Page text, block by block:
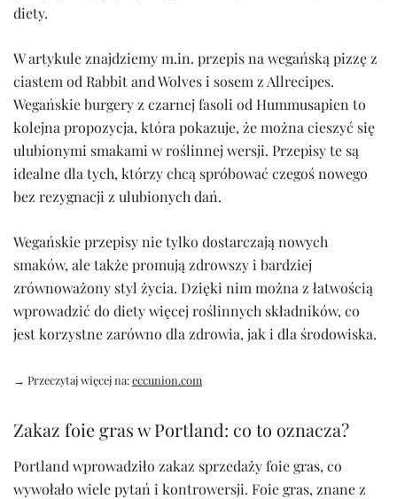
diety.
W artykule znajdziemy m.in. przepis na wegańską pizzę z
ciastem od Rabbit and Wolves i sosem z Allrecipes.
Wegańskie burgery z czarnej fasoli od Hummusapien to
kolejna propozycja, która pokazuje, że można cieszyć się
ulubionymi smakami w roślinnej wersji. Przepisy te są
idealne dla tych, którzy chcą spróbować czegoś nowego
bez rezygnacji z ulubionych dań.
Wegańskie przepisy nie tylko dostarczają nowych
smaków, ale także promują zdrowszy i bardziej
zrównoważony styl życia. Dzięki nim można z łatwością
wprowadzić do diety więcej roślinnych składników, co
jest korzystne zarówno dla zdrowia, jak i dla środowiska.
→ Przeczytaj więcej na:eccunion.com
Zakaz foie gras w Portland: co to oznacza?
Portland wprowadziło zakaz sprzedaży foie gras, co
wywołało wiele pytań i kontrowersji. Foie gras, znane z